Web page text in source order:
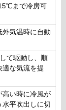
まで冷房可
気温時に自動
て駆動し、順
適な気流を提
高い時に冷風が
平吹出しに切